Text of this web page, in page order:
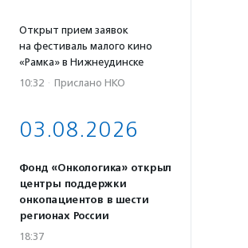
Открыт прием заявок
на фестиваль малого кино
«Рамка» в Нижнеудинске
10:32 · Прислано НКО
03.08.2026
Фонд «Онкологика» открыл
центры поддержки
онкопациентов в шести
регионах России
18:37